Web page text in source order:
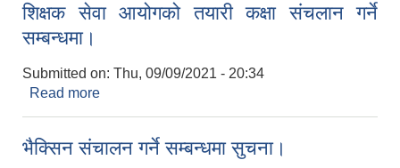
शिक्षक सेवा आयोगको तयारी कक्षा संचलान गर्ने
सम्बन्धमा।
Submitted on: Thu, 09/09/2021 - 20:34
Read more
भैक्सिन संचालन गर्ने सम्बन्धमा सुचना।